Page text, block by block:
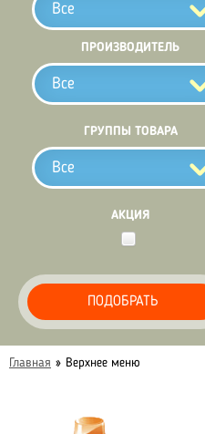
Все
ПРОИЗВОДИТЕЛЬ
Все
ГРУППЫ ТОВАРА
Все
АКЦИЯ
ПОДОБРАТЬ
Главная » Верхнее меню